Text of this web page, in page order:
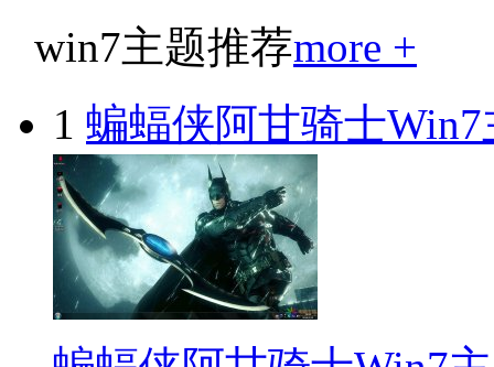
win7主题推荐more +
1 蝙蝠侠阿甘骑士Win7